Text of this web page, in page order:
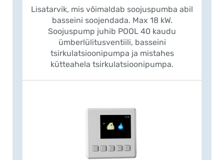
Lisatarvik, mis võimaldab soojuspumba abil
basseini soojendada. Max 18 kW.
Soojuspump juhib POOL 40 kaudu
ümberlülitusventiili, basseini
tsirkulatsioonipumpa ja mistahes
kütteahela tsirkulatsioonipumpa.